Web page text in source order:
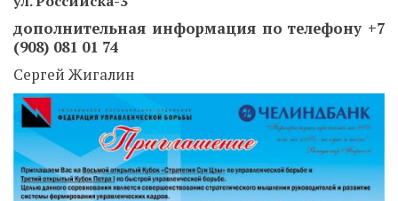
дополнительная информация по телефону +7
(908) 081 01 74
Сергей Жигалин